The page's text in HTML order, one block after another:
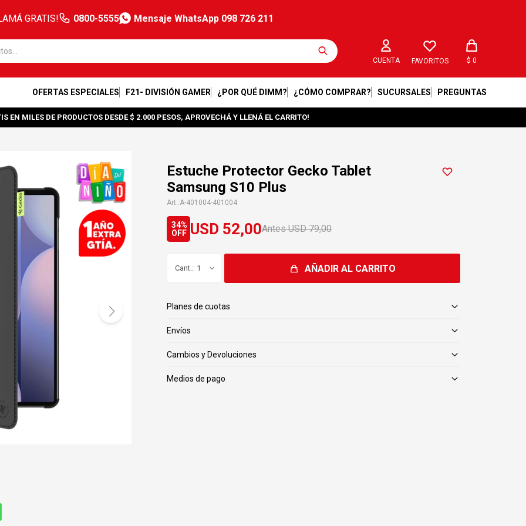
GRATIS! 0800-5555 Mensaje WhatsApp 098 726 211
OFERTAS ESPECIALES F21- DIVISIÓN GAMER ¿POR QUÉ DIMM? ¿CÓMO COMPRAR? SUCURSALES PREGUNTAS
FAVORITOS $ 0
EN MILES DE PRODUCTOS DESDE $ 2.000 PESOS, APROVECHÁ Y LLENÁ EL CARRITO!
Estuche Protector Gecko Tablet
Samsung S10 Plus
A-401004-401004
USD 52,00 USD 79,00
34
1 AÑADIR AL CARRITO
Planes de cuotas
Envíos
Cambios y Devoluciones
Medios de pago